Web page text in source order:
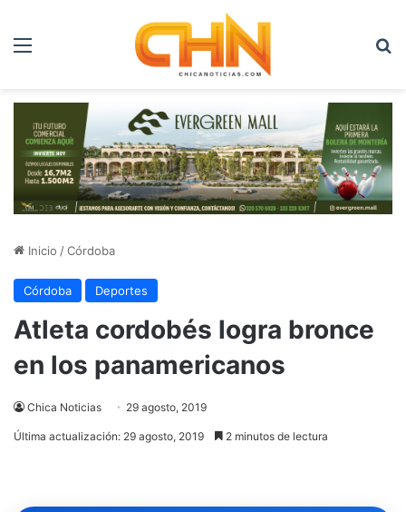
Menú
Inicio /Córdoba
Córdoba Deportes
Atleta cordobés logra bronce
en los panamericanos
Chica Noticias 29 agosto, 2019
Última actualización: 29 agosto, 2019 2 minutos de lectura